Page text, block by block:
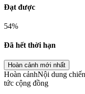
Đạt được
54%
Đã hết thời hạn
Hoàn cảnh mới nhất
Hoàn cảnhNội dung
tức cộng đồng